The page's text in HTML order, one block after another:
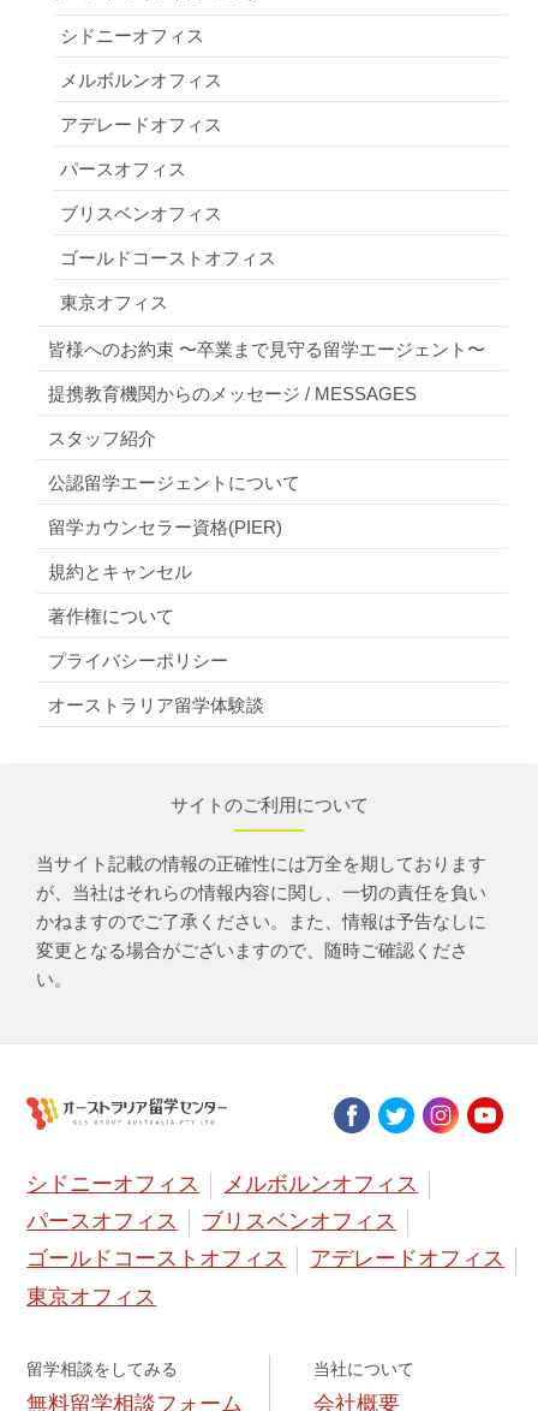
シドニーオフィス
メルボルンオフィス
アデレードオフィス
パースオフィス
ブリスベンオフィス
ゴールドコーストオフィス
東京オフィス
皆様へのお約束 〜卒業まで見守る留学エージェント〜
提携教育機関からのメッセージ / MESSAGES
スタッフ紹介
公認留学エージェントについて
留学カウンセラー資格(PIER)
規約とキャンセル
著作権について
プライバシーポリシー
オーストラリア留学体験談
サイトのご利用について
当サイト記載の情報の正確性には万全を期しております
が、当社はそれらの情報内容に関し、一切の責任を負い
かねますのでご了承ください。また、情報は予告なしに
変更となる場合がございますので、随時ご確認くださ
い。
シドニーオフィス
メルボルンオフィス
パースオフィス
ブリスベンオフィス
ゴールドコーストオフィス
アデレードオフィス
東京オフィス
留学相談をしてみる
無料留学相談フォーム
当社について
会社概要